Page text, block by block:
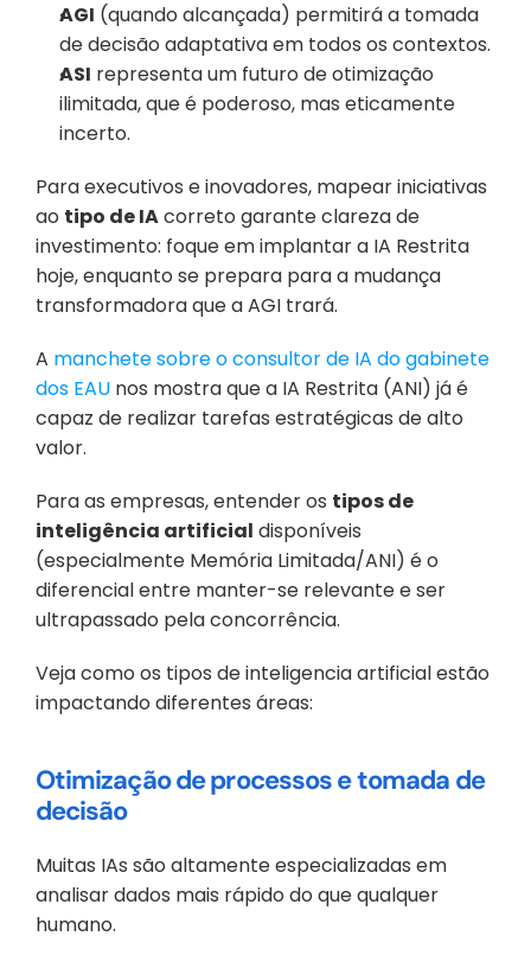
AGI (quando alcançada) permitirá a tomada
de decisão adaptativa em todos os contextos.
ASI representa um futuro de otimização
ilimitada, que é poderoso, mas eticamente
incerto.
Para executivos e inovadores, mapear iniciativas
ao tipo de IA correto garante clareza de
investimento: foque em implantar a IA Restrita
hoje, enquanto se prepara para a mudança
transformadora que a AGI trará.
A manchete sobre o consultor de IA do gabinete
dos EAU nos mostra que a IA Restrita (ANI) já é
capaz de realizar tarefas estratégicas de alto
valor.
Para as empresas, entender os tipos de
inteligência artificial disponíveis
(especialmente Memória Limitada/ANI) é o
diferencial entre manter-se relevante e ser
ultrapassado pela concorrência.
Veja como os tipos de inteligencia artificial estão
impactando diferentes áreas:
Otimização de processos e tomada de
decisão
Muitas IAs são altamente especializadas em
analisar dados mais rápido do que qualquer
humano.